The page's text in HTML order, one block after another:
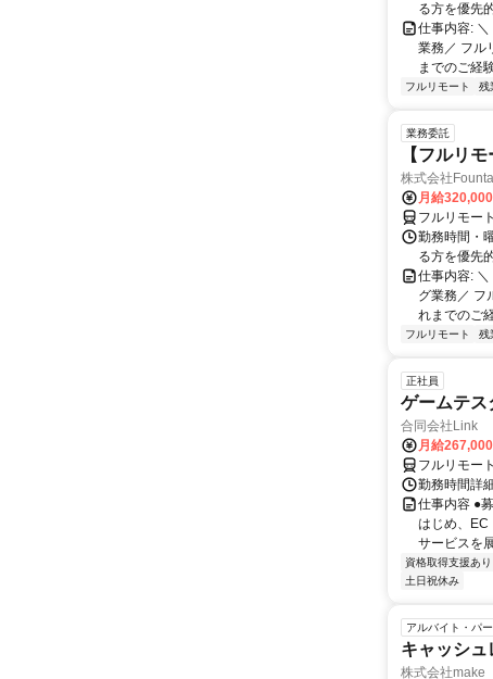
る方を優先
仕事内容:
業務／ フル
までのご経
フルリモート 残
業務委託
【フルリ
株式会社
月給
フルリモート
勤務時間・
る方を優先
仕事内容:
グ業務／ フ
れまでのご
フルリモート 残
正社員
ゲームテス
合同会社Link
月給
フルリモート
勤務時間詳
仕事内容 ●
はじめ、EC
サービスを
資格取得支援あり
土日祝休み
アルバイト・パー
キャッシ
株式会社